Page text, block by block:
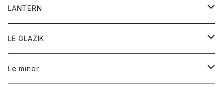
フリース
マフラー
リング
ジャケット
オーバーオール
ショートパンツ
レディース
アウター
カーディガン
シャツ
オーバーオール
ショートパンツ
レディース
オーバーオール
シャツ
ワンピース
ワンピース
Gジャケット
スウェット
帽子
アウター
LANTERN
アウター
Tシャツ
LE GLAZIK
レディース
Le minor